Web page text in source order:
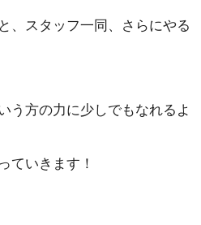
、スタッフ一同、さらにやる
う方の力に少しでもなれるよ
ていきます！